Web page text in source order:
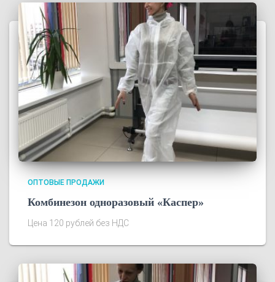
ОПТОВЫЕ ПРОДАЖИ
Комбинезон одноразовый «Каспер»
Цена 120 рублей без НДС